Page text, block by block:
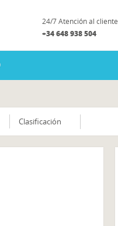
24/7 Atención al cliente
+34 648 938 504
Clasificación